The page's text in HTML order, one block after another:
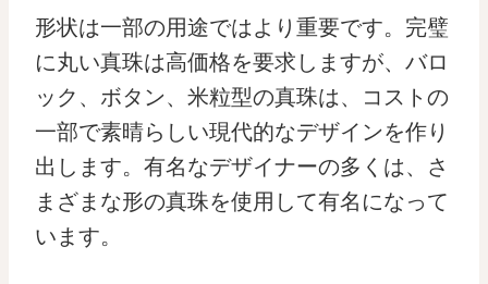
形状は一部の用途ではより重要です。完璧
に丸い真珠は高価格を要求しますが、バロ
ック、ボタン、米粒型の真珠は、コストの
一部で素晴らしい現代的なデザインを作り
出します。有名なデザイナーの多くは、さ
まざまな形の真珠を使用して有名になって
います。